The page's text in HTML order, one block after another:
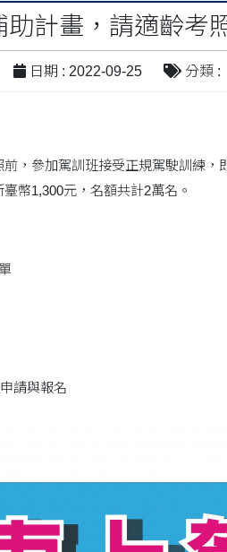
計畫，請適齡考
日期 : 2022-09-25 分類 :
，參加駕訓班接受正規駕駛訓練
幣1,300元，名額共計2萬名。
請與報名